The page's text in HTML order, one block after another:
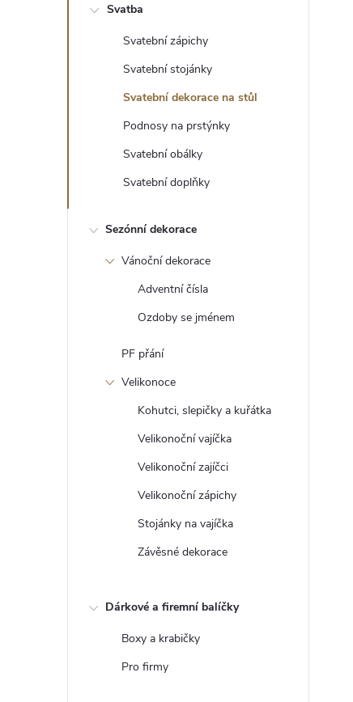
Svatba
Svatební zápichy
Svatební stojánky
Svatební dekorace na stůl
Podnosy na prstýnky
Svatební obálky
Svatební doplňky
Sezónní dekorace
Vánoční dekorace
Adventní čísla
Ozdoby se jménem
PF přání
Velikonoce
Kohutci, slepičky a kuřátka
Velikonoční vajíčka
Velikonoční zajíčci
Velikonoční zápichy
Stojánky na vajíčka
Závěsné dekorace
Dárkové a firemní balíčky
Boxy a krabičky
Pro firmy
Tip